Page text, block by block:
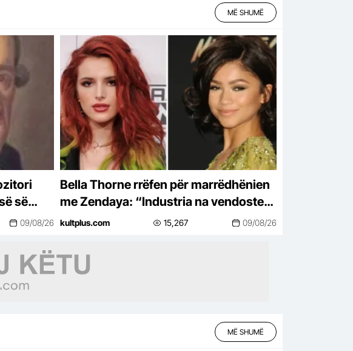
MË SHUMË
së
09/08/26
Bella Thorne rrëfen për marrëdhënien
me Zendaya: “Industria na vendoste
përballë njëra-tjetrës”
kultplus.com 15,267 09/08/26
MË SHUMË